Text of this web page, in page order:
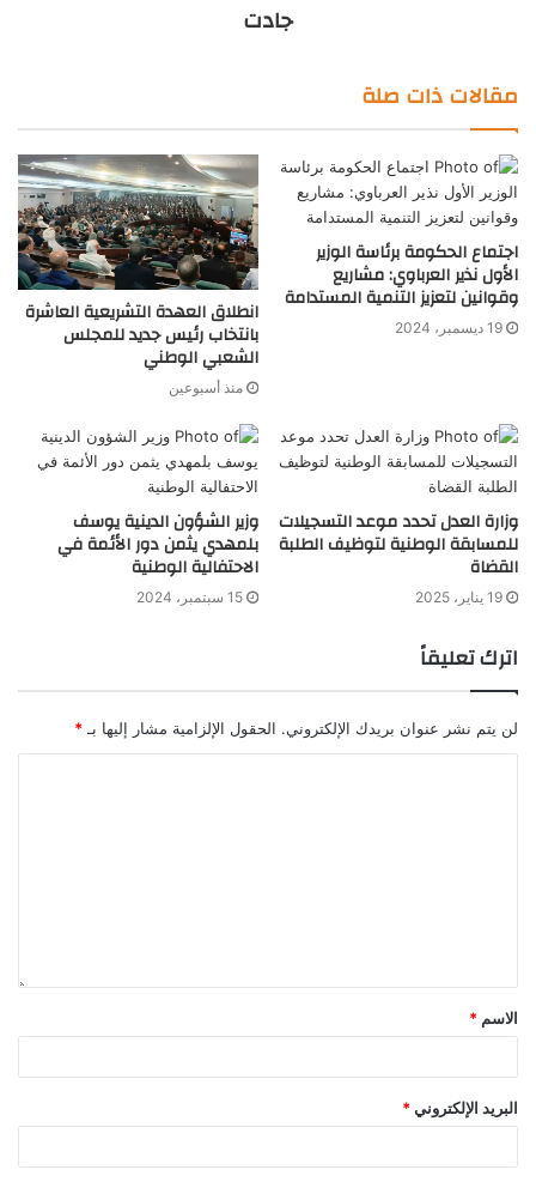
جادت
مقالات ذات صلة
اجتماع الحكومة برئاسة الوزير
الأول نذير العرباوي: مشاريع
وقوانين لتعزيز التنمية المستدامة
19 ديسمبر، 2024 انطلاق العهدة التشريعية العاشرة
بانتخاب رئيس جديد للمجلس
الشعبي الوطني
منذ أسبوعين
وزارة العدل تحدد موعد التسجيلات
للمسابقة الوطنية لتوظيف الطلبة
القضاة
19 يناير، 2025
وزير الشؤون الدينية يوسف
بلمهدي يثمن دور الأئمة في
الاحتفالية الوطنية
15 سبتمبر، 2024
اترك تعليقاً
لن يتم نشر عنوان بريدك الإلكتروني. الحقول الإلزامية مشار إليها بـ *
الاسم *
البريد الإلكتروني *